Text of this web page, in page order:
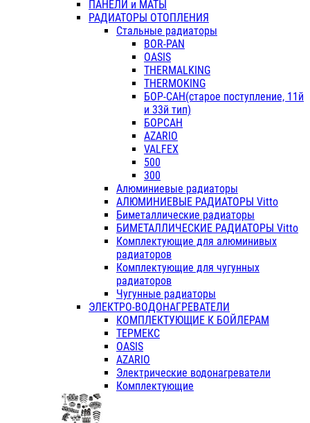
ПАНЕЛИ и МАТЫ
РАДИАТОРЫ ОТОПЛЕНИЯ
Стальные радиаторы
BOR-PAN
OASIS
THERMALKING
THERMOKING
БОР-САН(старое поступление, 11й
и 33й тип)
БОРСАН
AZARIO
VALFEX
500
300
Алюминиевые радиаторы
АЛЮМИНИЕВЫЕ РАДИАТОРЫ Vitto
Биметаллические радиаторы
БИМЕТАЛЛИЧЕСКИЕ РАДИАТОРЫ Vitto
Комплектующие для алюминивых
радиаторов
Комплектующие для чугунных
радиаторов
Чугунные радиаторы
ЭЛЕКТРО-ВОДОНАГРЕВАТЕЛИ
КОМПЛЕКТУЮЩИЕ К БОЙЛЕРАМ
ТЕРМЕКС
OASIS
AZARIO
Электрические водонагреватели
Комплектующие